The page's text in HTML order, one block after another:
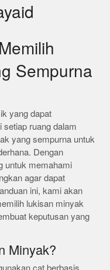
Sempurna
yang dapat
setiap ruang dalam
yang sempurna untuk
Dengan
untuk memahami
agar dapat
ini, kami akan
lukisan minyak
keputusan yang
Minyak?